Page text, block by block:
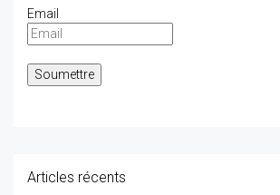
Email
Articles récents